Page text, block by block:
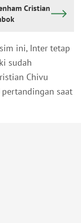
Cristian
ini, Inter tetap
sudah
Chivu
saat